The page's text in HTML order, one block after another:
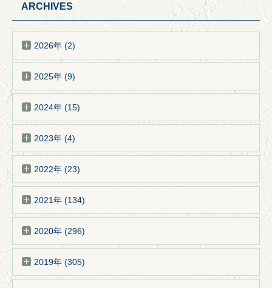
ARCHIVES
2026年 (2)
2025年 (9)
2024年 (15)
2023年 (4)
2022年 (23)
2021年 (134)
2020年 (296)
2019年 (305)